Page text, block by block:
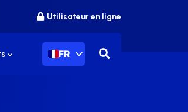
Utilisateur en ligne
FR